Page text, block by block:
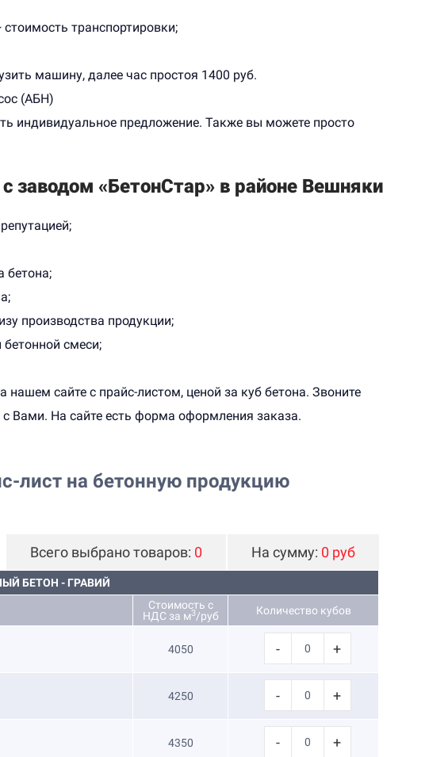
транспортировки;
машину, далее час простоя 1400 руб.
(АБН)
индивидуальное предложение. Также вы можете просто
заводом «БетонСтар» в районе Вешняки
бетона;
производства продукции;
смеси;
сайте с прайс-листом, ценой за куб бетона. Звоните
Вами. На сайте есть форма оформления заказа.
лист на бетонную продукцию
На сумму: 0 руб
Всего выбрано товаров: 0
БЕТОН - ГРАВИЙ
Стоимость с
НДС за м3/руб Количество кубов
4050 - +
4250 - +
4350 - +
тут. Заходи!